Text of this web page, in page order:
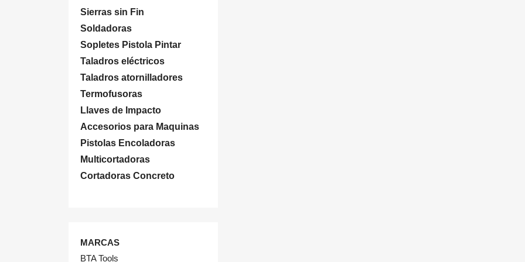
Sierras sin Fin
Soldadoras
Sopletes Pistola Pintar
Taladros eléctricos
Taladros atornilladores
Termofusoras
Llaves de Impacto
Accesorios para Maquinas
Pistolas Encoladoras
Multicortadoras
Cortadoras Concreto
MARCAS
BTA Tools